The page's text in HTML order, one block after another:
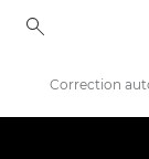
Correction